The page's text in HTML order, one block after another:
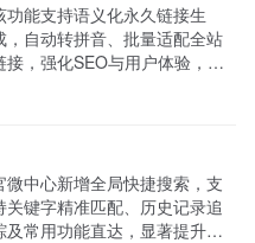
功能支持语义化永久链接生
，自动转拼音、批量适配全站
接，强化SEO与用户体验，兼
微中心新增全局快捷搜索，支
关键字精准匹配、历史记录追
及常用功能直达，显著提升后